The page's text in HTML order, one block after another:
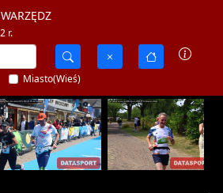
r.
Miasto(Wieś)